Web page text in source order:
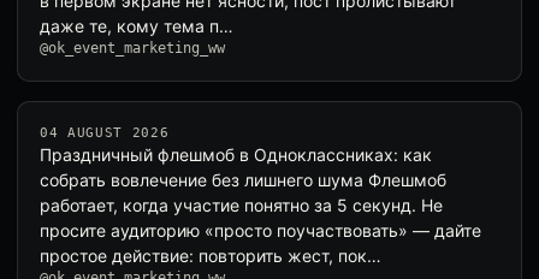
даже те, кому тема п…
@ok_event_marketing_ww
04 AUGUST 2026
Праздничный флешмоб в Одноклассниках: как
собрать вовлечение без лишнего шума Флешмоб
работает, когда участие понятно за 5 секунд. Не
просите аудиторию «просто поучаствовать» — дайте
простое действие: повторить жест, пок…